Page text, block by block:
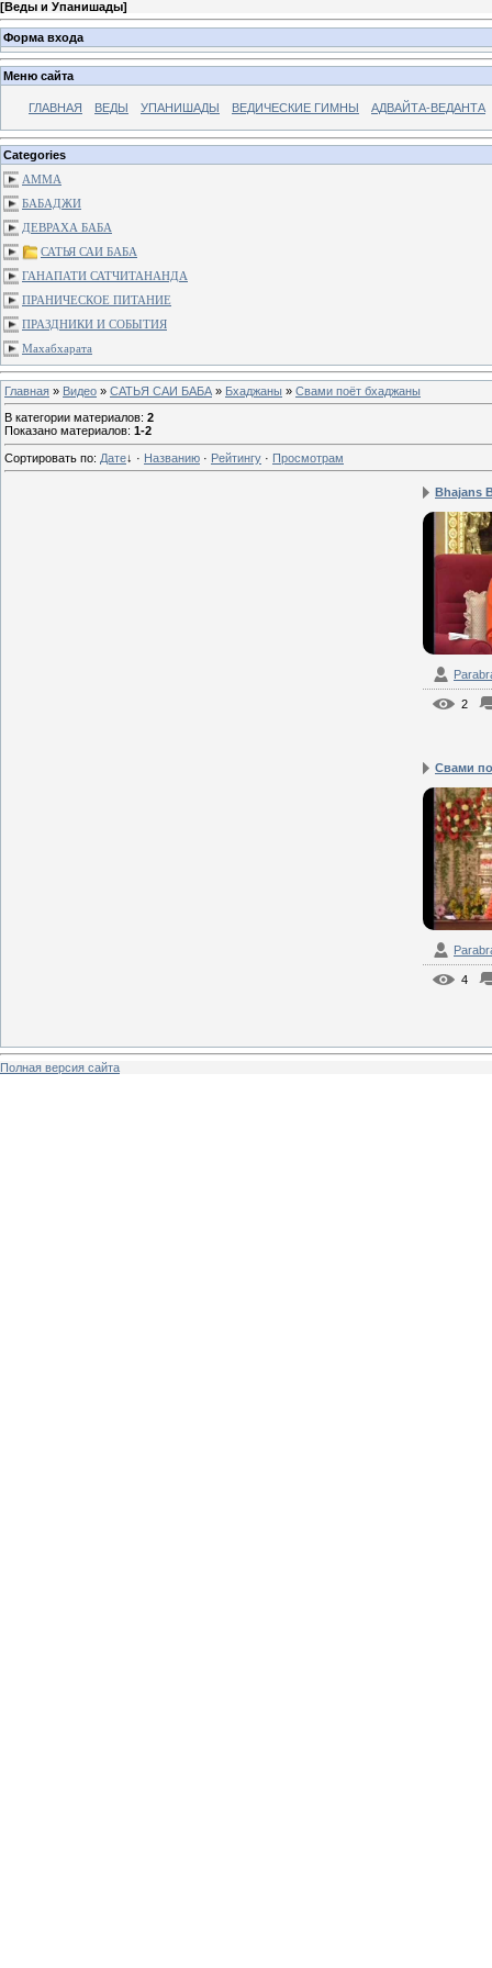
[Веды и Упанишады]
Форма входа
Меню сайта
ГЛАВНАЯ ВЕДЫ УПАНИШАДЫ ВЕДИЧЕСКИЕ ГИМНЫ АДВАЙТА-ВЕДАНТА
Categories
АММА
БАБАДЖИ
ДЕВРАХА БАБА
САТЬЯ САИ БАБА
ГАНАПАТИ САТЧИТАНАНДА
ПРАНИЧЕСКОЕ ПИТАНИЕ
ПРАЗДНИКИ И СОБЫТИЯ
Махабхарата
Главная » Видео » САТЬЯ САИ БАБА » Бхаджаны » Свами поёт бхаджаны
В категории материалов: 2
Показано материалов: 1-2
Сортировать по: Дате↓ · Названию · Рейтингу · Просмотрам
Bhajans
2
Cвами
4
Полная версия сайта